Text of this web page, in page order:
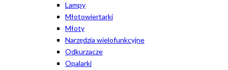
Lampy
Młotowiertarki
Młoty
Narzędzia wielofunkcyjne
Odkurzacze
Opalarki